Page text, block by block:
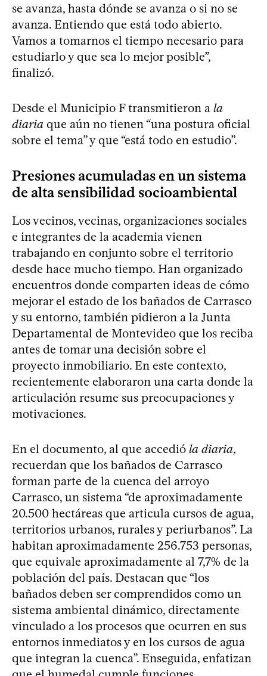
se avanza, hasta dónde se avanza o si no se
avanza. Entiendo que está todo abierto.
Vamos a tomarnos el tiempo necesario para
estudiarlo y que sea lo mejor posible”,
finalizó.
Desde el Municipio F transmitieron a la
diaria que aún no tienen “una postura oficial
sobre el tema” y que “está todo en estudio”.
Presiones acumuladas en un sistema
de alta sensibilidad socioambiental
Los vecinos, vecinas, organizaciones sociales
e integrantes de la academia vienen
trabajando en conjunto sobre el territorio
desde hace mucho tiempo. Han organizado
encuentros donde comparten ideas de cómo
mejorar el estado de los bañados de Carrasco
y su entorno, también pidieron a la Junta
Departamental de Montevideo que los reciba
antes de tomar una decisión sobre el
proyecto inmobiliario. En este contexto,
recientemente elaboraron una carta donde la
articulación resume sus preocupaciones y
motivaciones.
En el documento, al que accedió la diaria,
recuerdan que los bañados de Carrasco
forman parte de la cuenca del arroyo
Carrasco, un sistema “de aproximadamente
20.500 hectáreas que articula cursos de agua,
territorios urbanos, rurales y periurbanos”. La
habitan aproximadamente 256.753 personas,
que equivale aproximadamente al 7,7% de la
población del país. Destacan que “los
bañados deben ser comprendidos como un
sistema ambiental dinámico, directamente
vinculado a los procesos que ocurren en sus
entornos inmediatos y en los cursos de agua
que integran la cuenca”. Enseguida, enfatizan